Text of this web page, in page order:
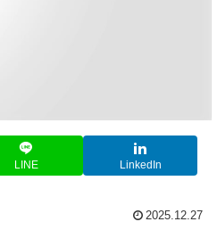
LINE LinkedIn
2025.12.27